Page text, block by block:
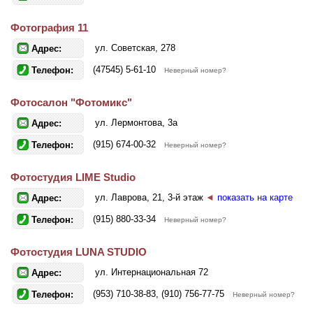
Фотография 11
Адрес: ул. Советская, 278
Телефон: (47545) 5-61-10 Неверный номер?
Фотосалон "Фотомикс"
Адрес: ул. Лермонтова, 3а
Телефон: (915) 674-00-32 Неверный номер?
Фотостудия LIME Studio
Адрес: ул. Лаврова, 21, 3-й этаж ◄ показать на карте
Телефон: (915) 880-33-34 Неверный номер?
Фотостудия LUNA STUDIO
Адрес: ул. Интернациональная 72
Телефон: (953) 710-38-83, (910) 756-77-75 Неверный номер?